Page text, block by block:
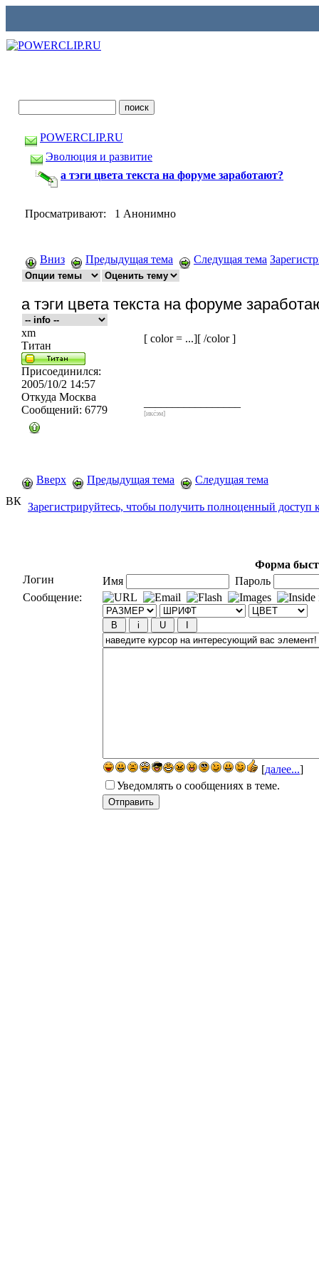
ВК
POWERCLIP.RU
Эволюция и развитие
а тэги цвета текста на форуме заработают?
Просматривают: 1 Анонимно
Вниз Предыдущая тема Следущая тема
а тэги цвета текста на форуме
xm
Титан
Присоединился:
2005/10/2 14:57
Откуда Москва
Сообщений: 6779
[ color = ...][ /color ]
[икс́эм]
Вверх Предыдущая тема Следущая тема
Зарегистрируйтесь, чтобы получить полноценный доступ
Форма
Логин
Имя
Пароль
Сообщение:
[далее...]
Уведомлять о сообщениях в теме.